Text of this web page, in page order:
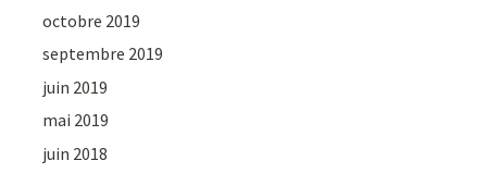
octobre 2019
septembre 2019
juin 2019
mai 2019
juin 2018